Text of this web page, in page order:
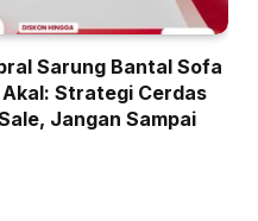
Sarung Bantal Sofa
Strategi Cerdas
Jangan Sampai